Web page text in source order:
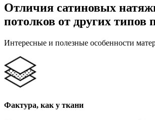
Отличия сатиновых
потолков от других типов
Интересные и полезные особенности
Фактура, как у ткани